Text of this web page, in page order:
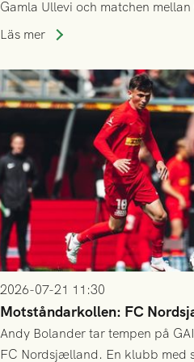
Gamla Ullevi och matchen
kvalet till Conference League!
Läs mer
2026-07-21 11:30
Motståndarkollen: FC
Andy Bolander tar tempen på
FC Nordsjælland. En klubb med